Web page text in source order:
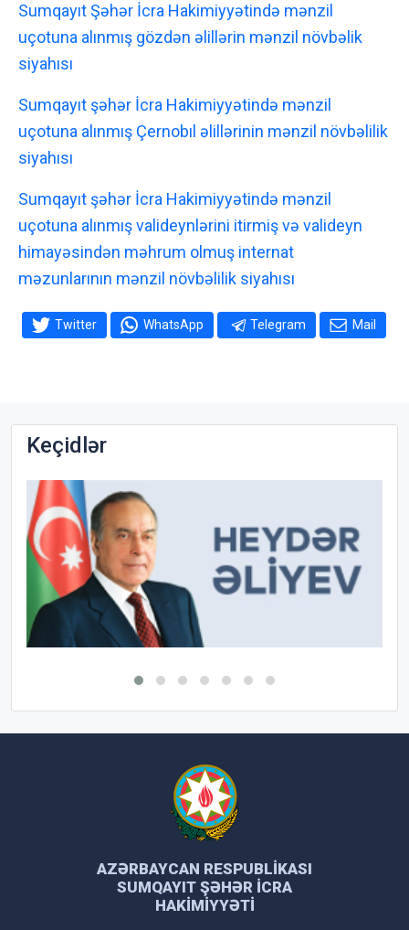
Sumqayıt Şəhər İcra Hakimiyyətində mənzil
uçotuna alınmış gözdən əlillərin mənzil növbəlik
siyahısı
Sumqayıt şəhər İcra Hakimiyyətində mənzil
uçotuna alınmış Çernobıl əlillərinin mənzil növbəlilik
siyahısı
Sumqayıt şəhər İcra Hakimiyyətində mənzil
uçotuna alınmış valideynlərini itirmiş və valideyn
himayəsindən məhrum olmuş internat
məzunlarının mənzil növbəlilik siyahısı
Twitter WhatsApp Telegram Mail
Keçidlər
AZƏRBAYCAN RESPUBLIKASI
SUMQAYIT ŞƏHƏR İCRA
HAKIMIYYƏTI